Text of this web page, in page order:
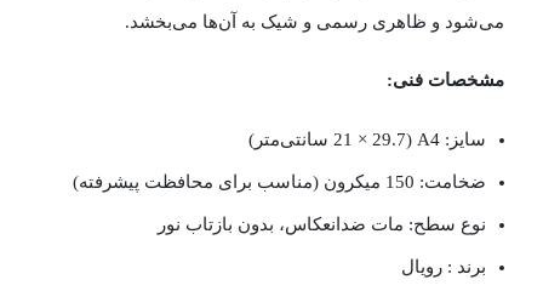
می‌شود و ظاهری رسمی و شیک به آن‌ها می‌بخشد.
مشخصات فنی:
سایز: A4 (21 × 29.7 سانتی‌متر)
ضخامت: 150 میکرون (مناسب برای محافظت پیشرفته)
نوع سطح: مات ضدانعکاس، بدون بازتاب نور
برند : رویال